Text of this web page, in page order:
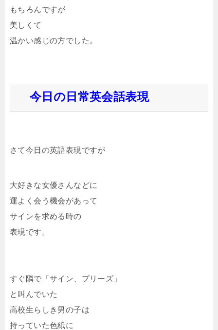
もちろんですが
美しくて
温かい感じの方でした。
今日の日常英会話表現
さて今日の英語表現ですが
大好きな女優さんなどに
運よく会う機会があって
サインを求める時の
表現です。
すぐ隣で「サイン、プリーズ」
と叫んでいた
高校生らしき男の子は
持っていた色紙に